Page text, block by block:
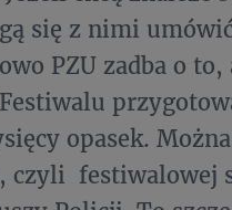
się z nimi
PZU zadba o
opasek.
czyli festiwalowej